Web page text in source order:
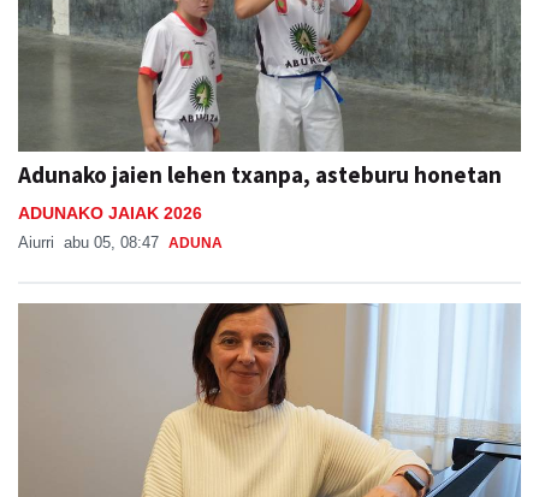
Adunako jaien lehen txanpa, asteburu honetan
ADUNAKO JAIAK 2026
Aiurri abu 05, 08:47 ADUNA